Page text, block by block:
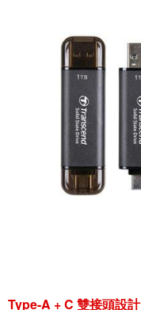
Type-A + C 雙接頭設計